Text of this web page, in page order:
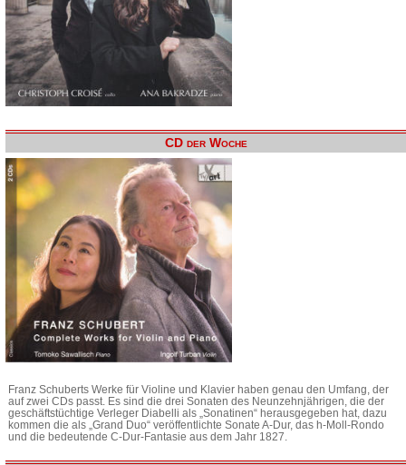
CD der Woche
Franz Schuberts Werke für Violine und Klavier haben genau den Umfang, der
auf zwei CDs passt. Es sind die drei Sonaten des Neunzehnjährigen, die der
geschäftstüchtige Verleger Diabelli als „Sonatinen“ herausgegeben hat, dazu
kommen die als „Grand Duo“ veröffentlichte Sonate A-Dur, das h-Moll-Rondo
und die bedeutende C-Dur-Fantasie aus dem Jahr 1827.